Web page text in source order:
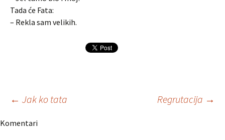
Tada će Fata:
– Rekla sam velikih.
Navigacija
← Jak ko tata Regrutacija →
Komentari